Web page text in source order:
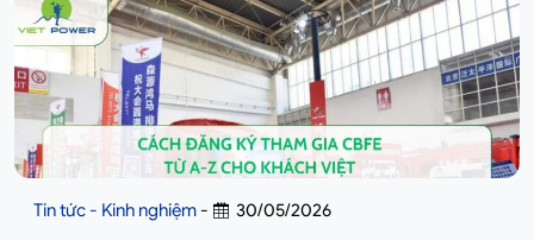
Tin tức - Kinh nghiệm - 30/05/2026